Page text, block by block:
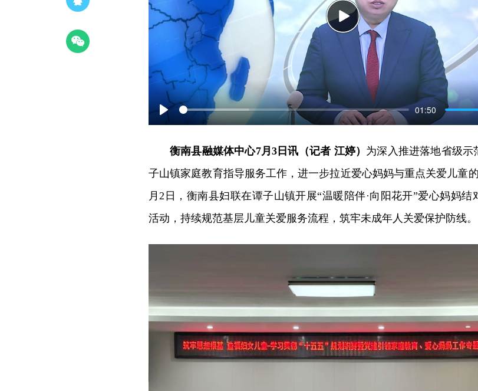
Play
01:50
Play
衡南县融媒体中心7月3日讯（记者 江婷） 为深入推进落地省级
子山镇家庭教育指导服务工作，进一步拉近爱心妈妈与重点关爱儿童
月2日，衡南县妇联在谭子山镇开展“温暖陪伴·向阳花开”爱心妈妈结
活动，持续规范基层儿童关爱服务流程，筑牢未成年人关爱保护防线。